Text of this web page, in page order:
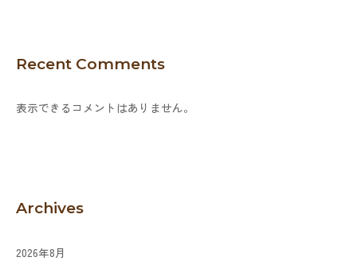
Recent Comments
表示できるコメントはありません。
Archives
2026年8月